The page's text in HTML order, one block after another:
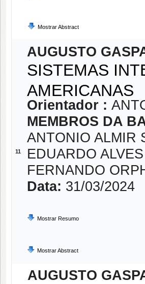
Mostrar Abstract
11
AUGUSTO
SISTEMAS
AMERICANAS
Orientador :
MEMBROS DA
ANTONIO ALMIR
EDUARDO
FERNANDO
Data: 31/03/2024
Mostrar Resumo
Mostrar Abstract
AUGUSTO